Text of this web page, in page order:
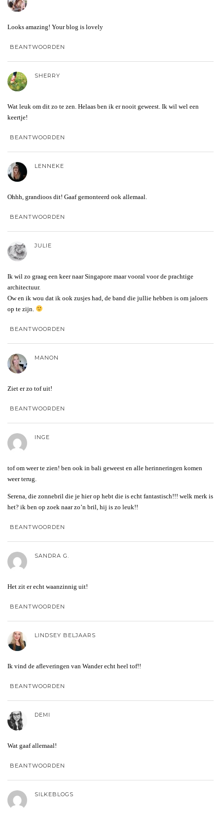
Looks amazing! Your blog is lovely
BEANTWOORDEN
SHERRY
Wat leuk om dit zo te zen. Helaas ben ik er nooit geweest. Ik wil wel een
keertje!
BEANTWOORDEN
LENNEKE
Ohhh, grandioos dit! Gaaf gemonteerd ook allemaal.
BEANTWOORDEN
JULIE
Ik wil zo graag een keer naar Singapore maar vooral voor de prachtige
architectuur.
Ow en ik wou dat ik ook zusjes had, de band die jullie hebben is om jaloers
op te zijn.
BEANTWOORDEN
MANON
Ziet er zo tof uit!
BEANTWOORDEN
INGE
tof om weer te zien! ben ook in bali geweest en alle herinneringen komen
weer terug.
Serena, die zonnebril die je hier op hebt die is echt fantastisch!!! welk merk is
het? ik ben op zoek naar zo’n bril, hij is zo leuk!!
BEANTWOORDEN
SANDRA G.
Het zit er echt waanzinnig uit!
BEANTWOORDEN
LINDSEY BELJAARS
Ik vind de afleveringen van Wander echt heel tof!!
BEANTWOORDEN
DEMI
Wat gaaf allemaal!
BEANTWOORDEN
SILKEBLOGS